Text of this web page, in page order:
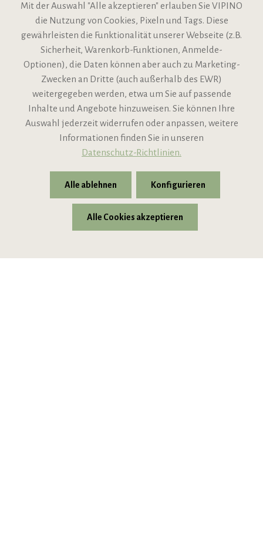
VIPINO Service
Informationen
Support
* Alle Preise inkl. gesetzl. Mehrwertsteuer zzgl.Versandkosten
Mit der Auswahl "Alle akzeptieren" erlauben Sie VIPINO
die Nutzung von Cookies, Pixeln und Tags. Diese
gewährleisten die Funktionalität unserer Webseite (z.B.
Sicherheit, Warenkorb-Funktionen, Anmelde-
Optionen), die Daten können aber auch zu Marketing-
Zwecken an Dritte (auch außerhalb des EWR)
weitergegeben werden, etwa um Sie auf passende
Inhalte und Angebote hinzuweisen. Sie können Ihre
Auswahl jederzeit widerrufen oder anpassen, weitere
Informationen finden Sie in unseren
Datenschutz-Richtlinien.
Alle ablehnen Konfigurieren
Alle Cookies akzeptieren